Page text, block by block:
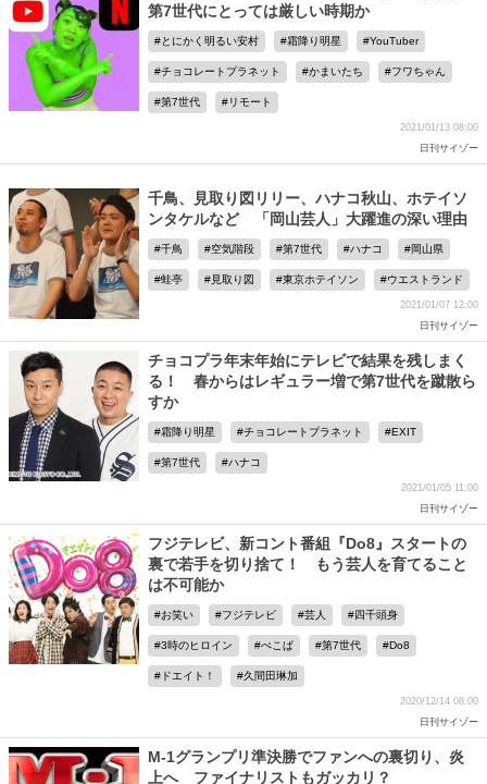
第7世代にとっては厳しい時期か
とにかく明るい安村 霜降り明星 YouTuber
チョコレートプラネット かまいたち フワちゃん
第7世代 リモート
2021/01/13 08:00
日刊サイゾー
千鳥、見取り図リリー、ハナコ秋山、ホテイソ
ンタケルなど 「岡山芸人」大躍進の深い理由
千鳥 空気階段 第7世代 ハナコ 岡山県
蛙亭 見取り図 東京ホテイソン ウエストランド
2021/01/07 12:00
日刊サイゾー
チョコプラ年末年始にテレビで結果を残しまく
る！ 春からはレギュラー増で第7世代を蹴散ら
すか
霜降り明星 チョコレートプラネット EXIT
第7世代 ハナコ
2021/01/05 11:00
日刊サイゾー
フジテレビ、新コント番組『Do8』スタートの
裏で若手を切り捨て！ もう芸人を育てること
は不可能か
お笑い フジテレビ 芸人 四千頭身
3時のヒロイン ぺこぱ 第7世代 Do8
ドエイト！ 久間田琳加
2020/12/14 08:00
日刊サイゾー
M-1グランプリ準決勝でファンへの裏切り、炎
上へ ファイナリストもガッカリ？